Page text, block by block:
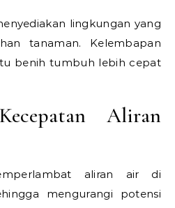
lingkungan yang
tanaman. Kelembapan
benih tumbuh lebih cepat
Aliran
aliran air di
mengurangi potensi